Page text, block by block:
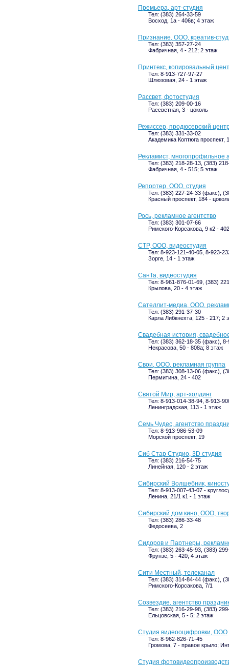
Премьера, арт-студия
Тел: (383) 264-33-59
Восход, 1а - 406в; 4 этаж
Признание, ООО, креатив-
Тел: (383) 357-27-24
Фабричная, 4 - 212; 2 этаж
Принтекс, копировальный
Тел: 8-913-727-97-27
Шлюзовая, 24 - 1 этаж
Рассвет, фотостудия
Тел: (383) 209-00-16
Рассветная, 3 - цоколь
Режиссер, продюсерский
Тел: (383) 331-33-02
Академика Коптюга проспект,
Рекламист, многопрофильное
Тел: (383) 218-28-13, (383)
Фабричная, 4 - 515; 5 этаж
Репортер, ООО, студия
Тел: (383) 227-24-33 (факс),
Красный проспект, 184 -
Рось, рекламное агентство
Тел: (383) 301-07-66
Римского-Корсакова, 9 к2 -
СТР, ООО, видеостудия
Тел: 8-923-121-40-05, 8-923-
Зорге, 14 - 1 этаж
СанТа, видеостудия
Тел: 8-961-876-01-69, (383)
Крылова, 20 - 4 этаж
Сателлит-медиа, ООО,
Тел: (383) 291-37-30
Карла Либкнехта, 125 - 217; 2
Свадебная история,
Тел: (383) 362-18-35 (факс),
Некрасова, 50 - 808а; 8 этаж
Свои, ООО, рекламная группа
Тел: (383) 308-13-06 (факс),
Пермитина, 24 - 402
Святой Мир, арт-холдинг
Тел: 8-913-014-38-94, 8-913-
Ленинградская, 113 - 1 этаж
Семь Чудес, агентство
Тел: 8-913-986-53-09
Морской проспект, 19
Сиб Стар Студио, 3D студия
Тел: (383) 216-54-75
Линейная, 120 - 2 этаж
Сибирский Волшебник,
Тел: 8-913-007-43-07 -
Ленина, 21/1 к1 - 1 этаж
Сибирский дом кино, ООО,
Тел: (383) 286-33-48
Федосеева, 2
Сидоров и Партнеры,
Тел: (383) 263-45-93, (383)
Фрунзе, 5 - 420; 4 этаж
Сити Местный, телеканал
Тел: (383) 314-84-44 (факс),
Римского-Корсакова, 7/1
Созвездие, агентство
Тел: (383) 216-29-98, (383)
Ельцовская, 5 - 5; 2 этаж
Студия видеооцифровки, ООО
Тел: 8-962-826-71-45
Громова, 7 - правое крыло;
Студия